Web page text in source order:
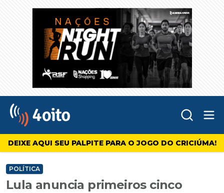
4oito
DEIXE AQUI SEU PALPITE PARA O JOGO DO CRICIÚMA!
POLÍTICA
Lula anuncia primeiros cinco